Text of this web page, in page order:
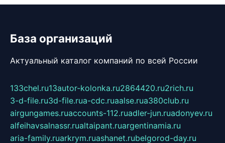
База организаций
Актуальный каталог компаний по всей России
133chel.ru13autor-kolonka.ru2864420.ru2rich.ru
3-d-file.ru3d-file.rua-cdc.ruaalse.rua380club.ru
airgungames.ruaccounts-112.ruadler-jun.ruadonyev.ru
alfeihavsalnassr.rualtaipant.ruargentinamia.ru
aria-family.ruarkrym.ruashanet.rubelgorod-day.ru